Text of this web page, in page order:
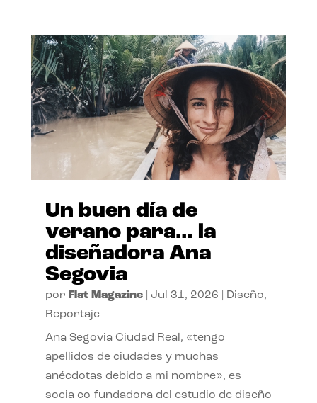
Un buen día de
verano para… la
diseñadora Ana
Segovia
por Flat Magazine| Jul 31, 2026 Diseño,
Reportaje
Ana Segovia Ciudad Real, «tengo
apellidos de ciudades y muchas
anécdotas debido a mi nombre», es
socia co-fundadora del estudio de diseño